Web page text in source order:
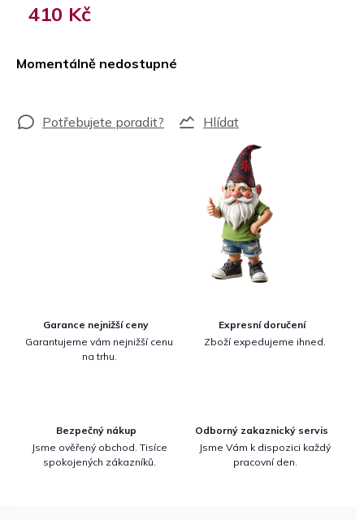
410 Kč
Momentálně nedostupné
Hlídat
Garance nejnižší ceny
Garantujeme vám nejnižší cenu
na trhu.
Expresní doručení
Zboží expedujeme ihned.
Bezpečný nákup
Jsme ověřený obchod. Tisíce
spokojených zákazníků.
Odborný zakaznický servis
Jsme Vám k dispozici každý
pracovní den.